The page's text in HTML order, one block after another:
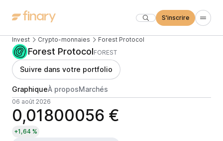
S'inscrire
Invest Crypto-monnaies Forest Protocol
Forest ProtocolFOREST
Suivre dans votre portfolio
GraphiqueÀ proposMarchés
06 août 2026
0,01800056 €
+1,64 %